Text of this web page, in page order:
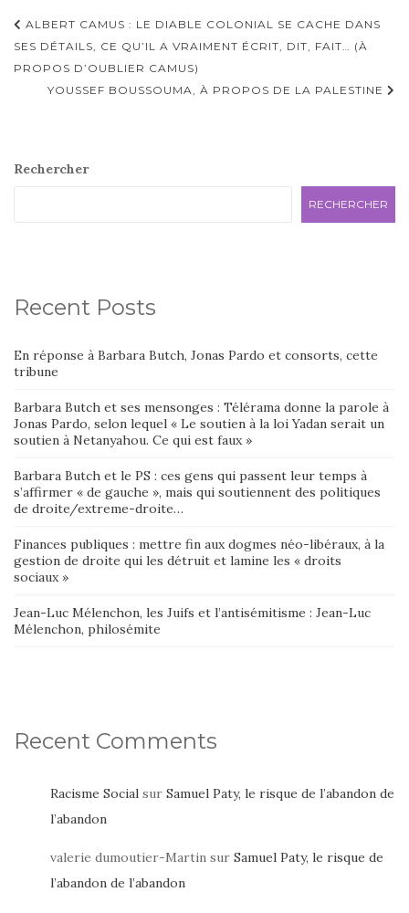
Navigation
d'article
ALBERT CAMUS : LE DIABLE COLONIAL SE CACHE DANS
SES DÉTAILS, CE QU’IL A VRAIMENT ÉCRIT, DIT, FAIT… (À
PROPOS D’OUBLIER CAMUS)
YOUSSEF BOUSSOUMA, À PROPOS DE LA PALESTINE
Rechercher
RECHERCHER
Recent Posts
En réponse à Barbara Butch, Jonas Pardo et consorts, cette
tribune
Barbara Butch et ses mensonges : Télérama donne la parole à
Jonas Pardo, selon lequel « Le soutien à la loi Yadan serait un
soutien à Netanyahou. Ce qui est faux »
Barbara Butch et le PS : ces gens qui passent leur temps à
s’affirmer « de gauche », mais qui soutiennent des politiques
de droite/extreme-droite…
Finances publiques : mettre fin aux dogmes néo-libéraux, à la
gestion de droite qui les détruit et lamine les « droits
sociaux »
Jean-Luc Mélenchon, les Juifs et l’antisémitisme : Jean-Luc
Mélenchon, philosémite
Recent Comments
Racisme Social sur Samuel Paty, le risque de l’abandon de
l’abandon
valerie dumoutier-Martin sur Samuel Paty, le risque de
l’abandon de l’abandon